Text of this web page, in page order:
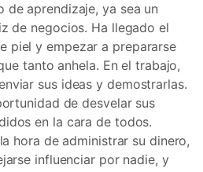
de aprendizaje, ya sea un
de negocios. Ha llegado el
piel y empezar a prepararse
tanto anhela. En el trabajo,
sus ideas y demostrarlas.
de desvelar sus
en la cara de todos.
hora de administrar su dinero,
influenciar por nadie, y